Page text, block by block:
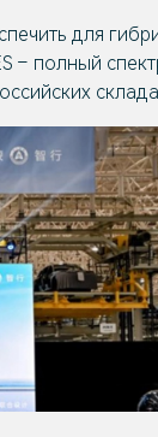
для
– полный